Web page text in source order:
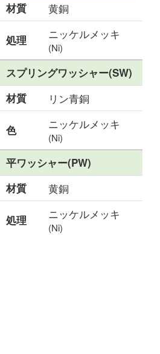
材質
黄銅
処理 ニッケルメッキ
(Ni)
スプリングワッシャー(SW)
材質
リン青銅
色 ニッケルメッキ
(Ni)
平ワッシャー(PW)
材質
黄銅
処理 ニッケルメッキ
(Ni)